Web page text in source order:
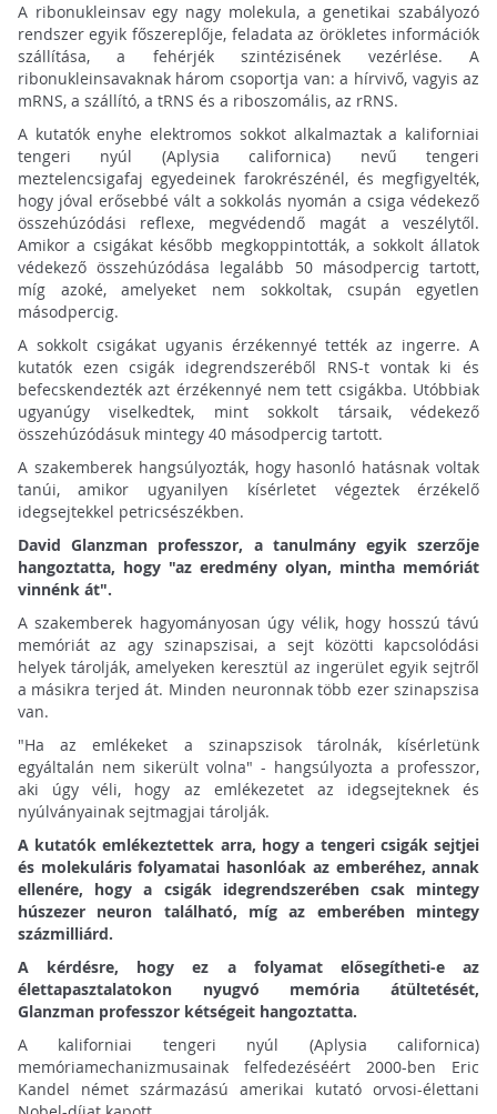
A ribonukleinsav egy nagy molekula, a genetikai szabályozó
rendszer egyik főszereplője, feladata az örökletes információk
szállítása, a fehérjék szintézisének vezérlése. A
ribonukleinsavaknak három csoportja van: a hírvivő, vagyis az
mRNS, a szállító, a tRNS és a riboszomális, az rRNS.
A kutatók enyhe elektromos sokkot alkalmaztak a kaliforniai
tengeri nyúl (Aplysia californica) nevű tengeri
meztelencsigafaj egyedeinek farokrészénél, és megfigyelték,
hogy jóval erősebbé vált a sokkolás nyomán a csiga védekező
összehúzódási reflexe, megvédendő magát a veszélytől.
Amikor a csigákat később megkoppintották, a sokkolt állatok
védekező összehúzódása legalább 50 másodpercig tartott,
míg azoké, amelyeket nem sokkoltak, csupán egyetlen
másodpercig.
A sokkolt csigákat ugyanis érzékennyé tették az ingerre. A
kutatók ezen csigák idegrendszeréből RNS-t vontak ki és
befecskendezték azt érzékennyé nem tett csigákba. Utóbbiak
ugyanúgy viselkedtek, mint sokkolt társaik, védekező
összehúzódásuk mintegy 40 másodpercig tartott.
A szakemberek hangsúlyozták, hogy hasonló hatásnak voltak
tanúi, amikor ugyanilyen kísérletet végeztek érzékelő
idegsejtekkel petricsészékben.
David Glanzman professzor, a tanulmány egyik szerzője
hangoztatta, hogy "az eredmény olyan, mintha memóriát
vinnénk át".
A szakemberek hagyományosan úgy vélik, hogy hosszú távú
memóriát az agy szinapszisai, a sejt közötti kapcsolódási
helyek tárolják, amelyeken keresztül az ingerület egyik sejtről
a másikra terjed át. Minden neuronnak több ezer szinapszisa
van.
"Ha az emlékeket a szinapszisok tárolnák, kísérletünk
egyáltalán nem sikerült volna" - hangsúlyozta a professzor,
aki úgy véli, hogy az emlékezetet az idegsejteknek és
nyúlványainak sejtmagjai tárolják.
A kutatók emlékeztettek arra, hogy a tengeri csigák sejtjei
és molekuláris folyamatai hasonlóak az emberéhez, annak
ellenére, hogy a csigák idegrendszerében csak mintegy
húszezer neuron található, míg az emberében mintegy
százmilliárd.
A kérdésre, hogy ez a folyamat elősegítheti-e az
élettapasztalatokon nyugvó memória átültetését,
Glanzman professzor kétségeit hangoztatta.
A kaliforniai tengeri nyúl (Aplysia californica)
memóriamechanizmusainak felfedezéséért 2000-ben Eric
Kandel német származású amerikai kutató orvosi-élettani